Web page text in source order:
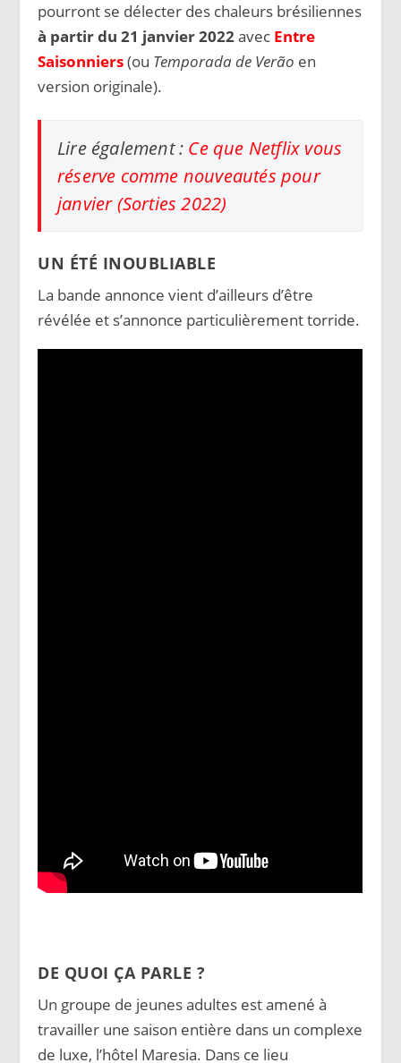
pourront se délecter des chaleurs brésiliennes
à partir du 21 janvier 2022avec Entre
Saisonniers(ou Temporada de Verão en
version originale).
Lire également : Ce que Netflix vous
réserve comme nouveautés pour
janvier (Sorties 2022)
UN ÉTÉ INOUBLIABLE
La bande annonce vient d’ailleurs d’être
révélée et s’annonce particulièrement torride.
DE QUOI ÇA PARLE ?
Un groupe de jeunes adultes est amené à
travailler une saison entière dans un complexe
de luxe, l’hôtel Maresia. Dans ce lieu